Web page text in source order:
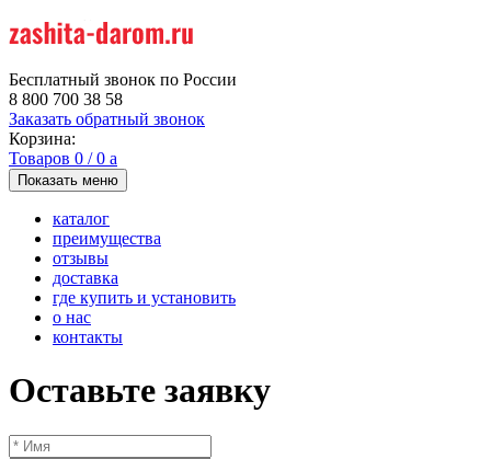
Бесплатный звонок по России
8 800 700 38 58
Заказать обратный звонок
Корзина:
Товаров 0 /0 a
Показать меню
каталог
преимущества
отзывы
доставка
где купить и установить
о нас
контакты
Оставьте заявку